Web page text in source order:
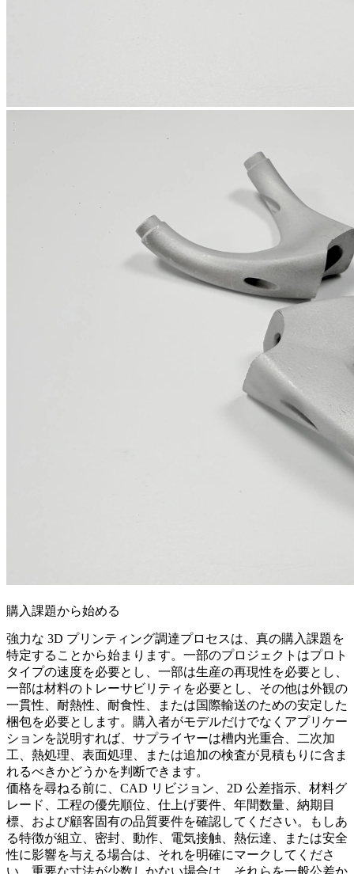
購入課題から始める
強力な 3D プリンティング調達プロセスは、真の購入課題を
特定することから始まります。一部のプロジェクトはプロト
タイプの速度を必要とし、一部は生産の再現性を必要とし、
一部は材料のトレーサビリティを必要とし、その他は外観の
一貫性、耐熱性、耐食性、または国際輸送のための安定した
梱包を必要とします。購入者がモデルだけでなくアプリケー
ションを説明すれば、サプライヤーは槽内光重合 、二次加
工、熱処理、表面処理、または追加の検査が見積もりに含ま
れるべきかどうかを判断できます。
価格を尋ねる前に、CAD リビジョン、2D 公差指示、材料グ
レード、工程の優先順位、仕上げ要件、年間数量、納期目
標、および顧客固有の品質要件を確認してください。もしあ
る特徴が組立、密封、動作、電気接触、熱伝達、または安全
性に影響を与える場合は、それを明確にマークしてくださ
い。重要な寸法が少数しかない場合は、それらを一般公差か